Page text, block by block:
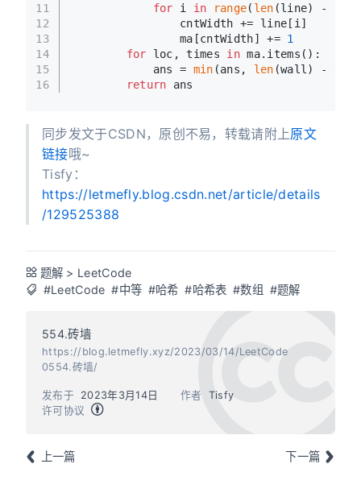
11
12
13
14
15
16
for i in range( len (line) -
                cntWidth += line[i]
                ma[cntWidth] +=
1
for loc, times in ma.items():
            ans =
min (ans, len (wall) -
return ans
同步发文于CSDN，原创不易，转载请附上原文
链接哦~
Tisfy：
https://letmefly.blog.csdn.net/article/details
/129525388
题解 > LeetCode
#LeetCode #中等 #哈希 #哈希表 #数组 #题解
554.砖墙
https://blog.letmefly.xyz/2023/03/14/LeetCode
0554.砖墙/
作者 Tisfy
发布于
2023年3月14日
许可协议
上一篇 下一篇